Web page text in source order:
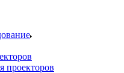
проекторов